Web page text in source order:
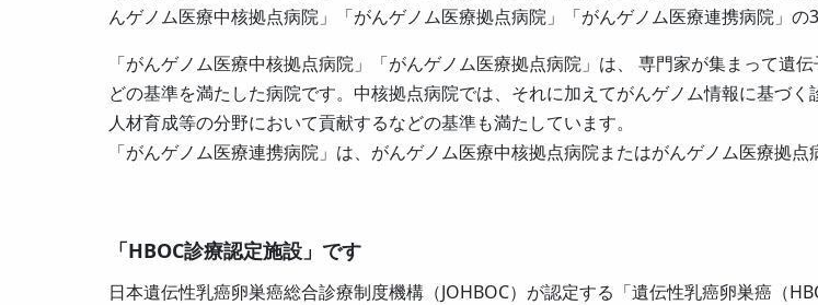
んゲノム医療中核拠点病院」「がんゲノム医療拠点病院」「がんゲノム医療連携病院」の
「がんゲノム医療中核拠点病院」「がんゲノム医療拠点病院」は、 専門家が集まって遺
どの基準を満たした病院です。中核拠点病院では、それに加えてがんゲノム情報に基づ
人材育成等の分野において貢献するなどの基準も満たしています。
「がんゲノム医療連携病院」は、がんゲノム医療中核拠点病院またはがんゲノム医療拠
「HBOC診療認定施設」です
日本遺伝性乳癌卵巣癌総合診療制度機構（JOHBOC）が認定する「遺伝性乳癌卵巣癌（